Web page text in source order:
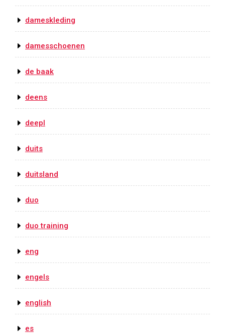
dameskleding
damesschoenen
de baak
deens
deepl
duits
duitsland
duo
duo training
eng
engels
english
es